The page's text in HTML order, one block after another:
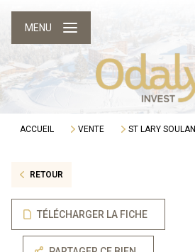
MENU
ACCUEIL VENTE ST LARY SOULAN
RETOUR
TÉLÉCHARGER LA FICHE